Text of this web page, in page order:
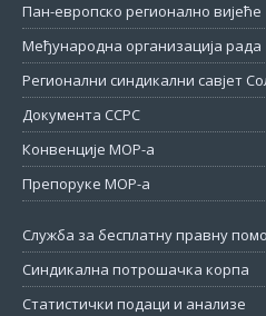
Пан-европско регионално вијеће
Међународна организација рада
Регионални синдикални савјет
Документа ССРС
Конвенције МОР-а
Препоруке МОР-а
Служба за бесплатну правну
Синдикална потрошачка корпа
Статистички подаци и анализе